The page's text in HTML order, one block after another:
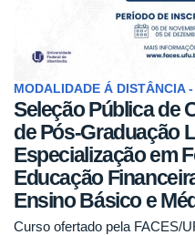
MODALIDADE Á DISTÂNCIA
Seleção Pública de
de Pós-Graduação
Especialização em
Educação
Ensino Básico e
Curso ofertado pela FACES/